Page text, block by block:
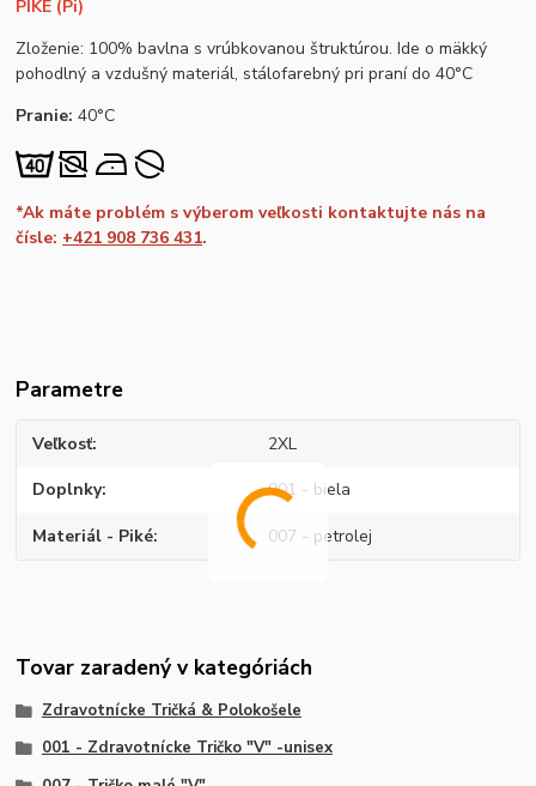
PIKÉ (Pi)
Zloženie: 100% bavlna s vrúbkovanou štruktúrou. Ide o mäkký
pohodlný a vzdušný materiál, stálofarebný pri praní do 40°C
Pranie:40°C
*Ak máte problém s výberom veľkosti kontaktujte nás na
čísle: +421 908 736 431.
Parametre
Veľkosť 2XL
Doplnky 001 - biela
Materiál - Piké 007 - petrolej
Tovar zaradený v kategóriách
Zdravotnícke Tričká & Polokošele
001 - Zdravotnícke Tričko "V" -unisex